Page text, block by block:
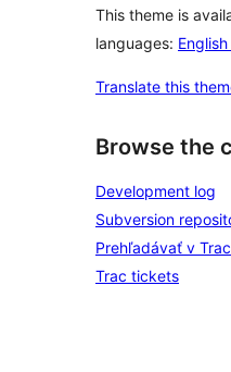
This theme is
languages:
Translate this
Browse the
Development log
Subversion
Prehľadávať v Trac
Trac tickets